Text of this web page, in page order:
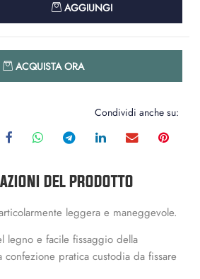
AGGIUNGI
ACQUISTA ORA
Condividi anche su:
DEL PRODOTTO
leggera e maneggevole.
legno e facile fissaggio della
confezione pratica custodia da fissare